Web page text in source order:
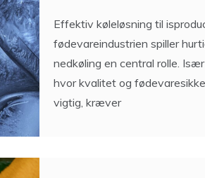
Løvegården
5 Min Reading